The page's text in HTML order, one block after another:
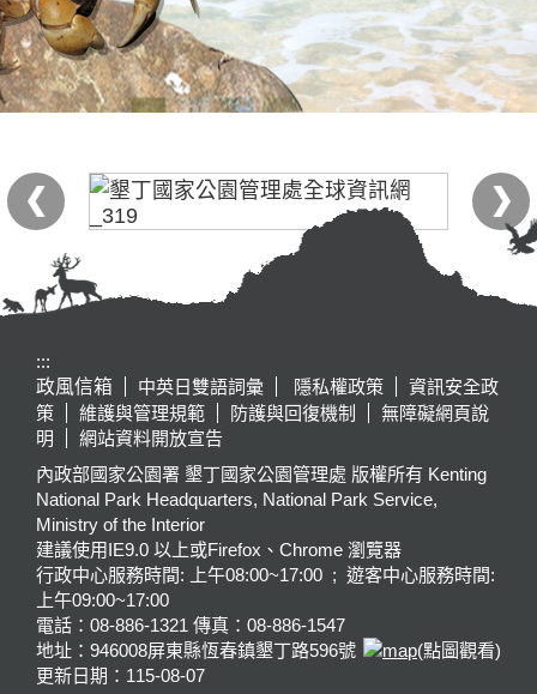
:::
政風信箱
中英日雙語詞彙 隱私權政策
資訊安全政
策
維護與管理規範 防護與回復機制
無障礙網頁說
明
網站資料開放宣告
內政部國家公園署 墾丁國家公園管理處 版權所有 Kenting
National Park Headquarters, National Park Service,
Ministry of the Interior
建議使用IE9.0 以上或Firefox、Chrome 瀏覽器
行政中心服務時間: 上午08:00~17:00 ; 遊客中心服務時間:
上午09:00~17:00
電話：08-886-1321 傳真：08-886-1547
地址：946008屏東縣恆春鎮墾丁路596號
(點圖觀看)
更新日期： 115-08-07